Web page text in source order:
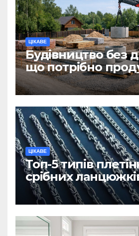
ЦІКАВЕ
Будівництво без
що потрібно
першої доставки
ділянку
ЦІКАВЕ
Топ-5 типів
срібних
вважаються
найнадійнішими